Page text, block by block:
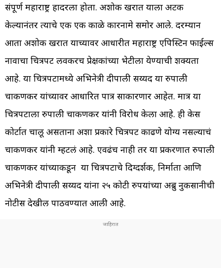
संपूर्ण महाराष्ट्र हादरला होता. अशोक खरात याला अटक
केल्यानंतर त्याचे एक एक काळे कारनामे समोर आले. दरम्यान
आता अशोक खरात याच्यावर आधारीत महाराष्ट्र एपिस्टिन फाईल्स
नावाचा चित्रपट लवकरच प्रेक्षकांच्या भेटीला येण्याची शक्यता
आहे. या चित्रपटामध्ये अभिनेत्री दीपाली सय्यद या रुपाली
चाकणकर यांच्यावर आधारित पात्र साकारणार आहेत. मात्र या
चित्रपटाला रुपाली चाकणकर यांनी विरोध केला आहे. ही केस
कोर्टात चालू असताना अशा प्रकारे चित्रपट काढणे योग्य नसल्याचं
चाकणकर यांनी म्हटलं आहे. एवढंच नाही तर या प्रकरणात रुपाली
चाकणकर यांच्याकडून या चित्रपटाचे दिग्दर्शक, निर्माता आणि
अभिनेत्री दीपाली सय्यद यांना २५ कोटी रुपयांच्या अब्रु नुकसानीची
नोटीस देखील पाठवण्यात आली आहे.